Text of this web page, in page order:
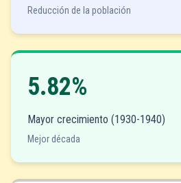
Reducción de la población
5.82%
Mayor crecimiento (1930-1940)
Mejor década